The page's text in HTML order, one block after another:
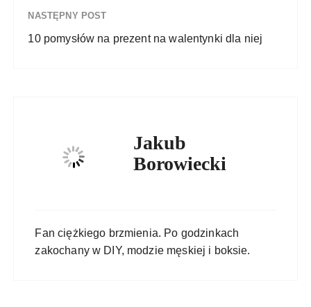
NASTĘPNY POST
10 pomysłów na prezent na walentynki dla niej
Jakub
Borowiecki
Fan ciężkiego brzmienia. Po godzinkach
zakochany w DIY, modzie męskiej i boksie.